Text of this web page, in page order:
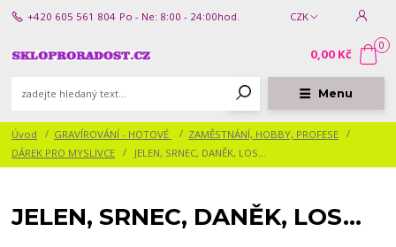
Menu
CZK
+420 605 561 804 Po - Ne: 8:00 - 24:00hod.
0
0,00 Kč
Úvod GRAVÍROVÁNÍ - HOTOVÉ
ZAMĚSTNÁNÍ, HOBBY, PROFESE
DÁREK PRO MYSLIVCE
JELEN, SRNEC, DANĚK, LOS...
JELEN, SRNEC, DANĚK, LOS...